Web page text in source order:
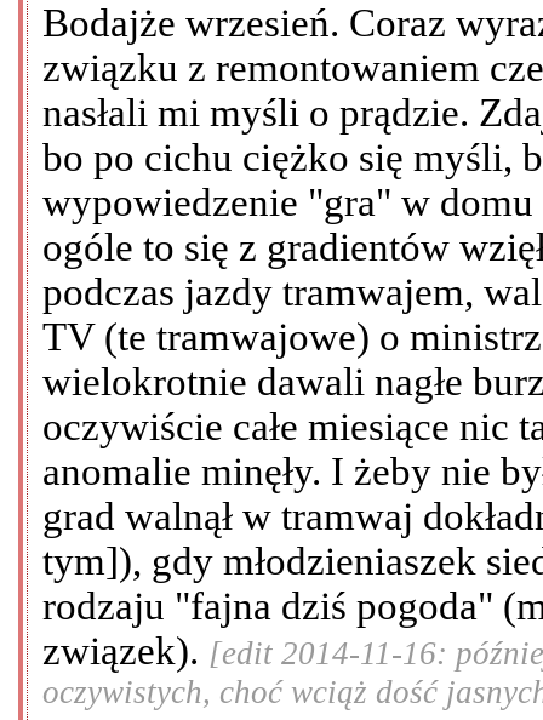
Bodajże wrzesień. Coraz
związku z remontowaniem
nasłali mi myśli o prądzie.
bo po cichu ciężko się myśli,
wypowiedzenie "gra" w
ogóle to się z gradientów
podczas jazdy tramwajem,
TV (te tramwajowe) o
wielokrotnie dawali nagłe
oczywiście całe miesiące nic
anomalie minęły. I żeby nie
grad walnął w tramwaj
tym]), gdy młodzieniaszek
rodzaju "fajna dziś pogoda"
związek). [edit 2014-11-16:
oczywistych, choć wciąż dość